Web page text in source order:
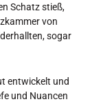
Schatz stieß,
von
sogar
entwickelt und
und Nuancen